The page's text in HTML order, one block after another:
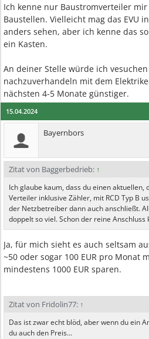
Ich kenne nur Baustromverteiler
Baustellen. Vielleicht mag das EVU
anders sehen, aber ich kenne das
ein Kasten.
An deiner Stelle würde ich
nachzuverhandeln mit dem
nächsten 4-5 Monate günstiger.
15.04.2024
Bayernbors
Zitat von Baggerbedrieb: ↑
Ich glaube kaum, dass du einen
Verteiler inklusive Zähler, mit RCD Typ B
der Netzbetreiber dann auch anschließt.
doppelt so viel. Schon der reine Anschluss
Ja, für mich sieht es auch seltsam
~50 oder sogar 100 EUR pro Monat
mindestens 1000 EUR sparen.
Zitat von Fridolin77: ↑
Das ist zwar echt blöd, aber wenn du ein
du auch den Preis...